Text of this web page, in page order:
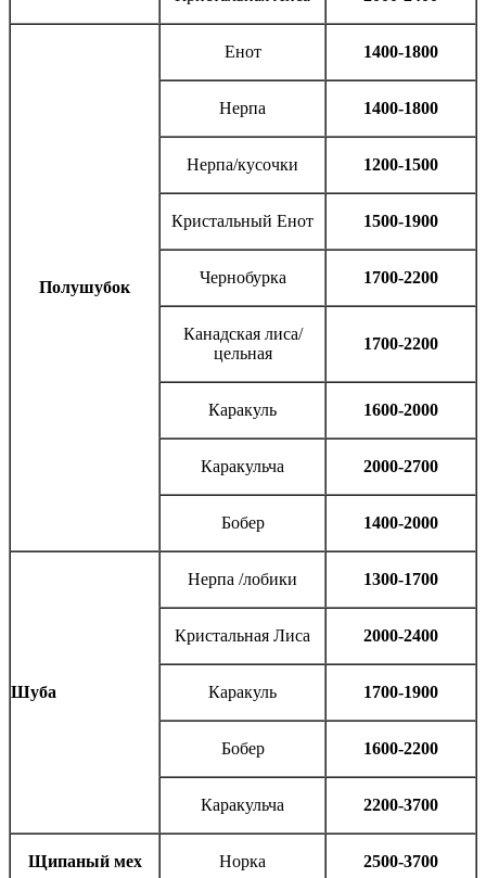
Полушубок
Енот 1400-1800
Нерпа 1400-1800
Нерпа/кусочки 1200-1500
Кристальный Енот 1500-1900
Чернобурка 1700-2200
Канадская лиса/
цельная
1700-2200
Каракуль 1600-2000
Каракульча 2000-2700
Бобер 1400-2000
Шуба
Нерпа /лобики 1300-1700
Кристальная Лиса 2000-2400
Каракуль 1700-1900
Бобер 1600-2200
Каракульча 2200-3700
Щипаный мех Норка 2500-3700